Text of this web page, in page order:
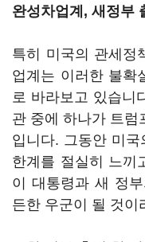
완성차업계 , 새정부
특히 미국의 관세정
업계는 이러한 불확
로 바라보고 있습니
관 중에 하나가 트럼
입니다. 그동안 미국
한계를 절실히 느끼
이 대통령과 새 정
든한 우군이
될 것이